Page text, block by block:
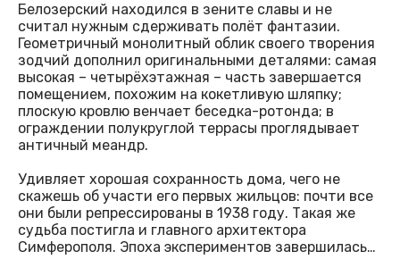
Белозерский находился в зените славы и не
считал нужным сдерживать полёт фантазии.
Геометричный монолитный облик своего творения
зодчий дополнил оригинальными деталями: самая
высокая – четырёхэтажная – часть завершается
помещением, похожим на кокетливую шляпку;
плоскую кровлю венчает беседка-ротонда; в
ограждении полукруглой террасы проглядывает
античный меандр.
Удивляет хорошая сохранность дома, чего не
скажешь об участи его первых жильцов: почти все
они были репрессированы в 1938 году. Такая же
судьба постигла и главного архитектора
Симферополя. Эпоха экспериментов завершилась…